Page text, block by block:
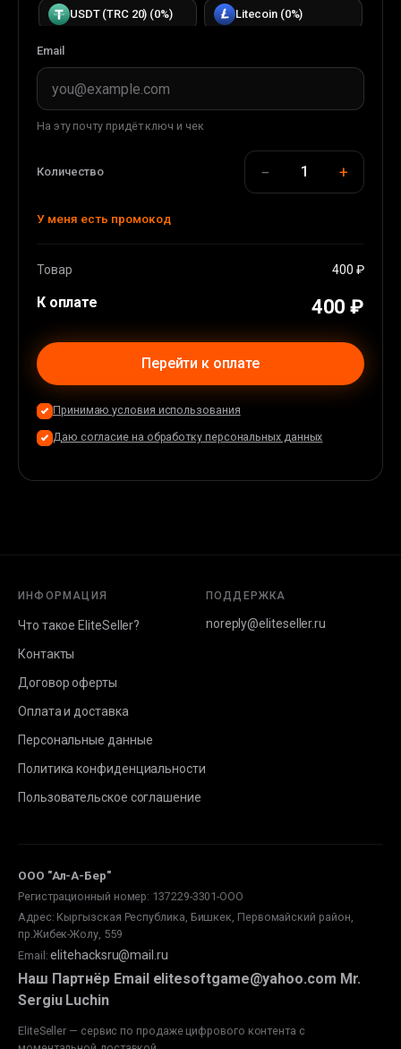
USDT (TRC 20) (0%) Litecoin(0%)
TRON(0 %)
USDT (BEP 20) BUSD (BEP20)
WMT(0 %)
%)
Email
На эту почту придёт ключ и чек
Количество − 1 +
У меня есть промокод
Товар 400 ₽
К оплате 400 ₽
Перейти к оплате
Принимаю условия использования
Даю согласие на обработку персональных данных
ИНФОРМАЦИЯ
Что такое EliteSeller?
Контакты
Договор оферты
Оплата и доставка
Персональные данные
Политика конфиденциальности
Пользовательское соглашение
ПОДДЕРЖКА
noreply@eliteseller.ru
ООО "Ал-А-Бер"
Регистрационный номер: 137229-3301-ООО
Адрес: Кыргызская Республика, Бишкек, Первомайский район,
пр.Жибек-Жолу, 559
Email : elitehacksru@mail.ru
Наш Партнёр Email elitesoftgame@yahoo.com Mr.
Sergiu Luchin
EliteSeller — сервис по продаже цифрового контента с